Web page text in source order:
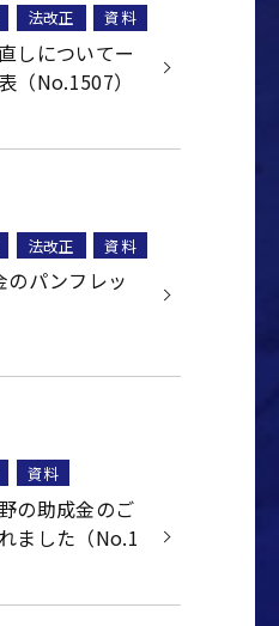
法改正 資料
しについてー
（No.1507）
法改正 資料
のパンフレッ
資料
の助成⾦のご
ました（No.1